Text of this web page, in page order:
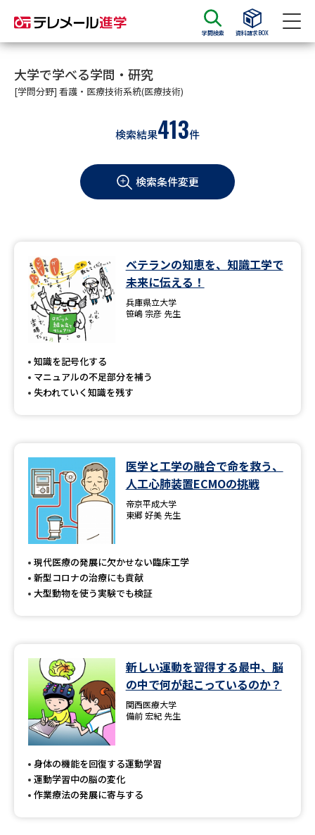
学問検索 資料請求BOX
資料請求
大学・短大の資料種類から請求
学部・学科パンフ
総合型選抜・学校推薦型選抜 募
大学入学共通テスト利用選抜の
大学・短大以外の資料から請求
専門学校の資料請求 大学院の資料請求
留学・進学関連、塾・予備校
大学入学共通テスト「受験上の
配慮案内」の請求
高等学校（情報）教員資格認定
大学で学べる内容や特徴を調べる
データサイエンス特集 奨学金・特待生制度特集
デジタルパンフレット 進路の３択
新学年スタート号特集ページ
（高3生用）
SELFBRAND特集ページ
大学で学べる学問・研究
[学問分野] 看護・医療技術系統(医療技術)
検索結果413件
検索条件変更
ベテランの知恵を、知識工学で
未来に伝える！
兵庫県立大学
笹嶋 宗彦 先生
知識を記号化する
マニュアルの不足部分を補う
失われていく知識を残す
医学と工学の融合で命を救う、
人工心肺装置ECMOの挑戦
帝京平成大学
東郷 好美 先生
現代医療の発展に欠かせない臨床工学
新型コロナの治療にも貢献
大型動物を使う実験でも検証
新しい運動を習得する最中、脳
の中で何が起こっているのか？
関西医療大学
備前 宏紀 先生
身体の機能を回復する運動学習
運動学習中の脳の変化
作業療法の発展に寄与する